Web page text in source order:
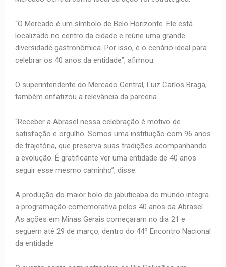
“O Mercado é um símbolo de Belo Horizonte. Ele está
localizado no centro da cidade e reúne uma grande
diversidade gastronômica. Por isso, é o cenário ideal para
celebrar os 40 anos da entidade”, afirmou.
O superintendente do Mercado Central, Luiz Carlos Braga,
também enfatizou a relevância da parceria.
“Receber a Abrasel nessa celebração é motivo de
satisfação e orgulho. Somos uma instituição com 96 anos
de trajetória, que preserva suas tradições acompanhando
a evolução. É gratificante ver uma entidade de 40 anos
seguir esse mesmo caminho”, disse.
A produção do maior bolo de jabuticaba do mundo integra
a programação comemorativa pelos 40 anos da Abrasel.
As ações em Minas Gerais começaram no dia 21 e
seguem até 29 de março, dentro do 44º Encontro Nacional
da entidade.